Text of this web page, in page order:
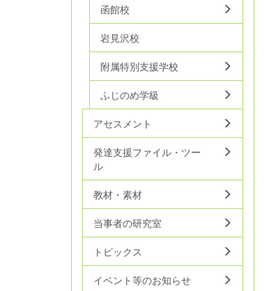
函館校
岩見沢校
附属特別支援学校
ふじのめ学級
アセスメント
発達支援ファイル・ツー
ル
教材・素材
当事者の研究室
トピックス
イベント等のお知らせ